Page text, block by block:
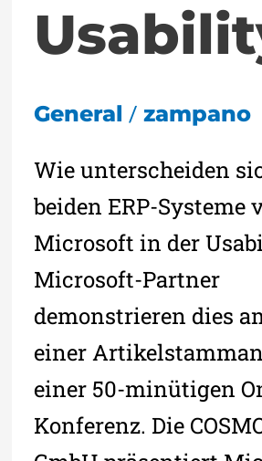
General / zampano
Wie unterscheiden
beiden ERP-Systeme
Microsoft in der
Microsoft-Partner
demonstrieren dies
einer
einer 50-minütigen
Konferenz. Die